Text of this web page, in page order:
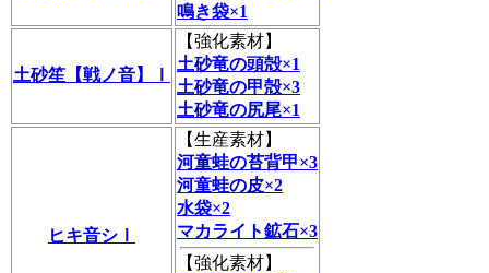
鳴き袋×1
土砂笙【戦ノ音】Ⅰ
【強化素材】
土砂竜の頭殻×1
土砂竜の甲殻×3
土砂竜の尻尾×1
ヒキ音シⅠ
【生産素材】
河童蛙の苔背甲×3
河童蛙の皮×2
水袋×2
マカライト鉱石×3
【強化素材】